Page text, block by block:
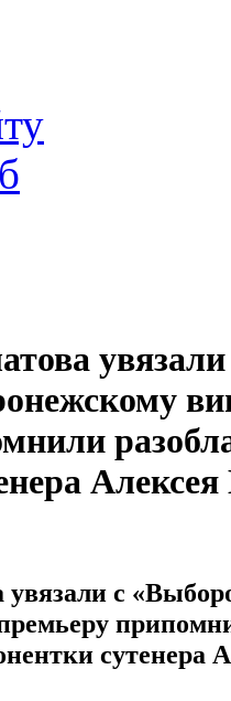
увязали
с
сутенера